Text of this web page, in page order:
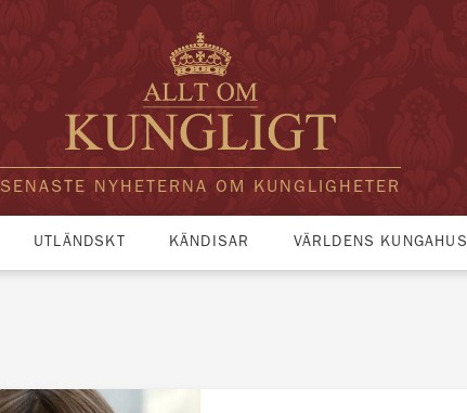
SENASTE NYHETERNA OM KUNGLIGHETER
UTLÄNDSKT KÄNDISAR VÄRLDENS KUNGAHUS